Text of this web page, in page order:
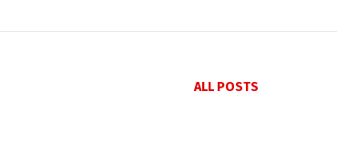
ALL POSTS